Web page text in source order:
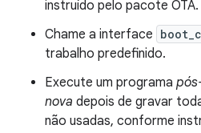
instruído pelo pacote OTA.
Chame a interface
trabalho predefinido.
Execute um programa
nova depois de gravar
não usadas, conforme